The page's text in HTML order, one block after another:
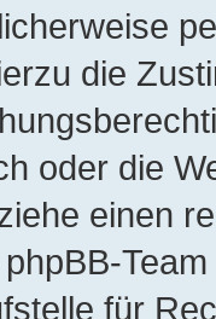
die
oder die
einen
für